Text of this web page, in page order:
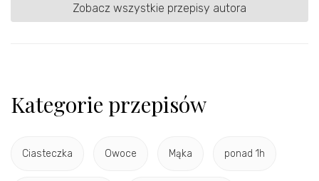
Zobacz wszystkie przepisy autora
Kategorie przepisów
Ciasteczka Owoce Mąka ponad 1h